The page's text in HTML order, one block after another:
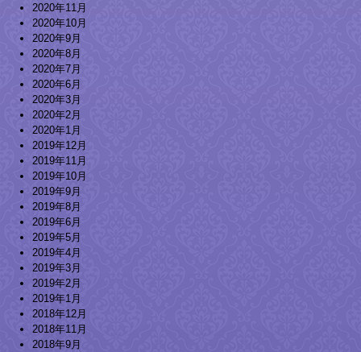
2020年11月
2020年10月
2020年9月
2020年8月
2020年7月
2020年6月
2020年3月
2020年2月
2020年1月
2019年12月
2019年11月
2019年10月
2019年9月
2019年8月
2019年6月
2019年5月
2019年4月
2019年3月
2019年2月
2019年1月
2018年12月
2018年11月
2018年9月